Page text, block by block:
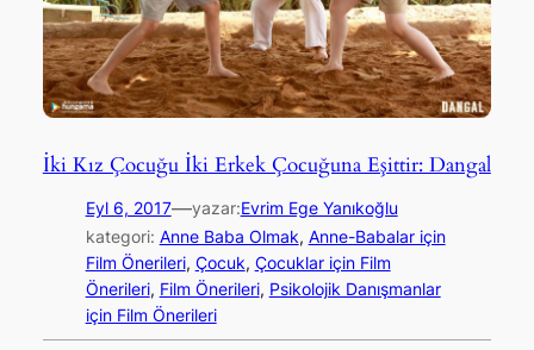
İki Kız Çocuğu İki Erkek Çocuğuna Eşittir: Dangal
Eyl 6, 2017—yazar:Evrim Ege Yanıkoğlu
kategori: Anne Baba Olmak, Anne-Babalar için
Film Önerileri, Çocuk, Çocuklar için Film
Önerileri, Film Önerileri, Psikolojik Danışmanlar
için Film Önerileri